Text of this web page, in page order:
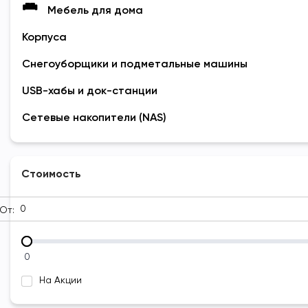
Мебель для дома
Корпуса
Снегоуборщики и подметальные машины
USB-хабы и док-станции
Сетевые накопители (NAS)
Стоимость
От:
0
На Акции